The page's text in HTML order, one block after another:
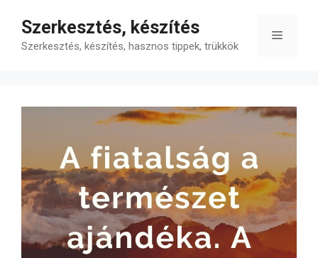
tartalomba
Szerkesztés, készítés
Szerkesztés, készítés, hasznos tippek, trükkök
Menü